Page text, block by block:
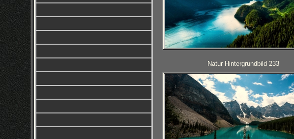
Natur Hintergrundbild 233